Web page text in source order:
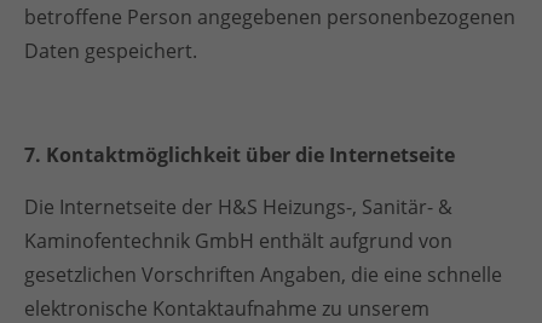
betroffene Person angegebenen personenbezogenen
Daten gespeichert.
7. Kontaktmöglichkeit über die Internetseite
Die Internetseite der H&S Heizungs-, Sanitär- &
Kaminofentechnik GmbH enthält aufgrund von
gesetzlichen Vorschriften Angaben, die eine schnelle
elektronische Kontaktaufnahme zu unserem